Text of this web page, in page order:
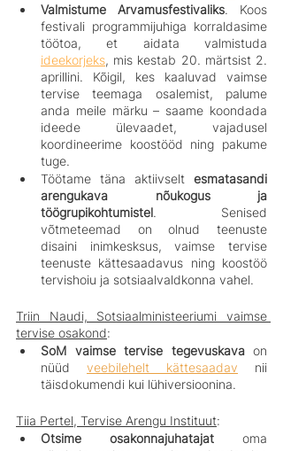
Valmistume Arvamusfestivaliks. Koos
festivali programmijuhiga korraldasime
ideekorjeks, mis kestab 20. märtsist 2.
aprillini. Kõigil, kes kaaluvad vaimse
tervise teemaga osalemist, palume
anda meile märku – saame koondada
ideede ülevaadet, vajadusel
koordineerime koostööd ning pakume
tuge.
Töötame täna aktiivselt esmatasandi
arengukava nõukogus ja
töögrupikohtumistel. Senised
võtmeteemad on olnud teenuste
disaini inimkesksus, vaimse tervise
teenuste kättesaadavus ning koostöö
tervishoiu ja sotsiaalvaldkonna vahel.
Triin Naudi, Sotsiaalministeeriumi vaimse
tervise osakond:
SoM vaimse tervise tegevuskava on
nüüd veebilehelt kättesaadav nii
täisdokumendi kui lühiversioonina.
Tiia Pertel, Tervise Arengu Instituut:
Otsime osakonnajuhatajat oma